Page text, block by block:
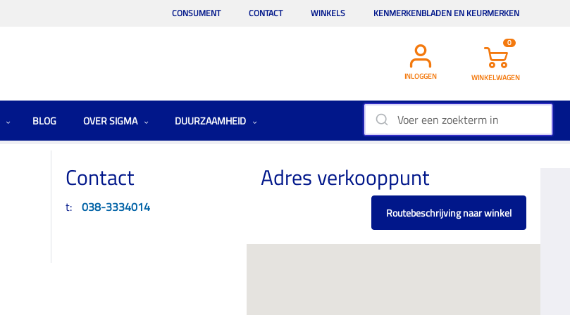
CONSUMENT CONTACT WINKELS KENMERKENBLADEN EN KEURMERKEN
INLOGGEN
0
WINKELWAGEN
BLOG OVER SIGMA DUURZAAMHEID
Contact
t: 038-3334014
Adres verkooppunt
Routebeschrijving naar winkel